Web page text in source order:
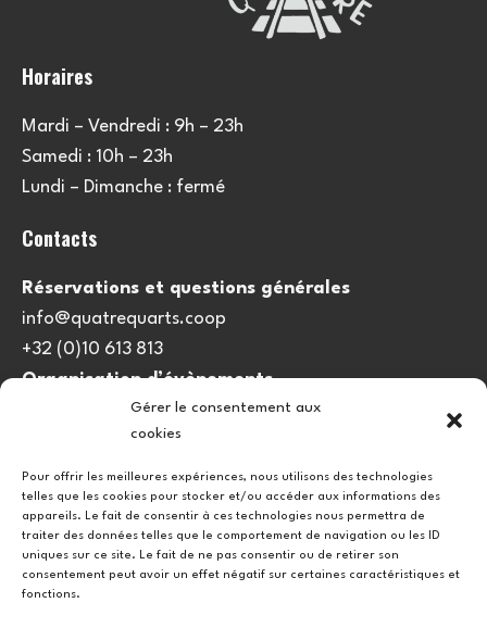
Gérer le consentement aux
cookies
Pour offrir les meilleures expériences, nous utilisons des technologies
telles que les cookies pour stocker et/ou accéder aux informations des
appareils. Le fait de consentir à ces technologies nous permettra de
traiter des données telles que le comportement de navigation ou les ID
uniques sur ce site. Le fait de ne pas consentir ou de retirer son
consentement peut avoir un effet négatif sur certaines caractéristiques et
fonctions.
Horaires
Mardi – Vendredi : 9h – 23h
Samedi : 10h – 23h
Lundi – Dimanche : fermé
Contacts
Réservations et questions générales
info@quatrequarts.coop
+32 (0)10 613 813
Organisation d’évènements
viedulieu@quatrequarts.coop
Politique de cookies (UE)